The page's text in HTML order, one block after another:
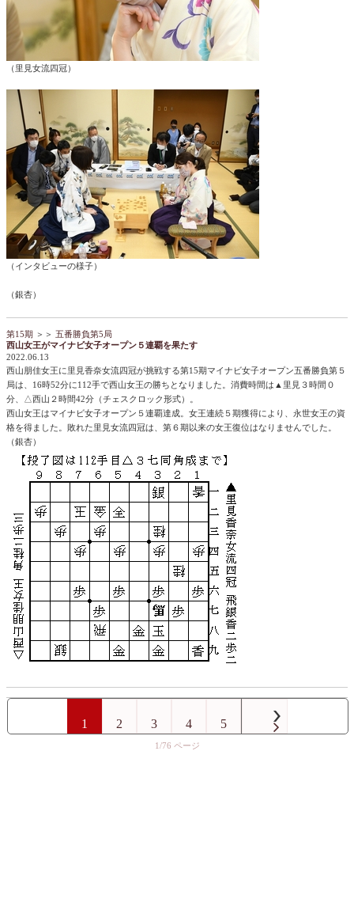
（里見女流四冠）
（インタビューの様子）
（銀杏）
第15期 ＞＞ 五番勝負第5局
西山女王がマイナビ女子オープン５連覇を果たす
2022.06.13
西山朋佳女王に里見香奈女流四冠が挑戦する第15期マイナビ女子オープン五番勝負第５
局は、16時52分に112手で西山女王の勝ちとなりました。消費時間は▲里見３時間０
分、△西山２時間42分（チェスクロック形式）。
西山女王はマイナビ女子オープン５連覇達成。女王連続５期獲得により、永世女王の資
格を得ました。敗れた里見女流四冠は、第６期以来の女王復位はなりませんでした。
（銀杏）
1/76
1 2 3 4 5